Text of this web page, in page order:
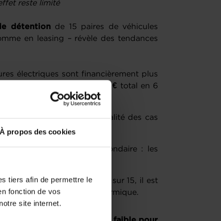
À propos des cookies
tiers afin de permettre le
fonction de vos
site internet.
reste limité
détentionde 15 paires de véhicules
en leasing – révèle des tendances
électriques sont financièrement plus
1.255 € total en 6
coûteux dans la quasi-totalité des cas
jouent un rôle secondaire : les
l’électrique : dans 14 cas sur 15, il est
électrique plutôt que thermique.